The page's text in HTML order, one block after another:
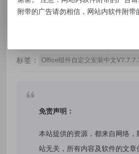
标签： Office组件自定义安装中文
免责声明：
本站提供的资源，都来自网络，
站无关，所有内容及软件的文章
附带的广告请勿相信，网站内软件附带